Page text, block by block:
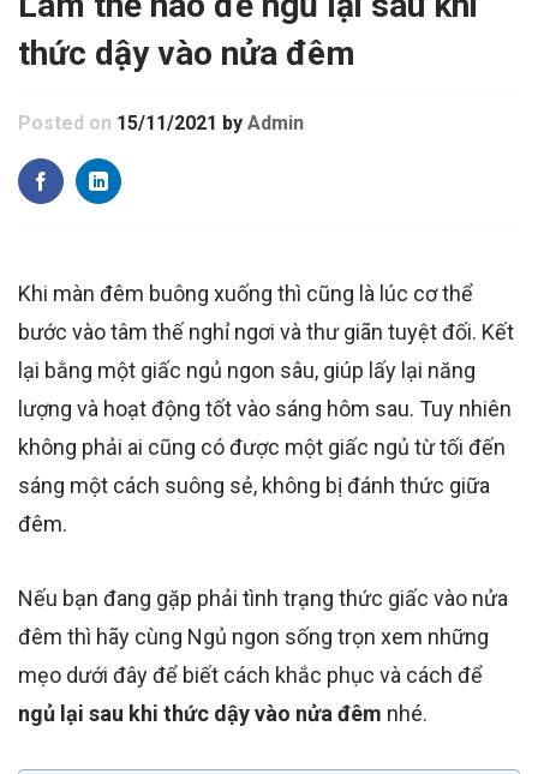
thức dậy vào nửa đêm
Posted on 15/11/2021 by Admin
Khi màn đêm buông xuống thì cũng là lúc cơ thể
bước vào tâm thế nghỉ ngơi và thư giãn tuyệt đối. Kết
lại bằng một giấc ngủ ngon sâu, giúp lấy lại năng
lượng và hoạt động tốt vào sáng hôm sau. Tuy nhiên
không phải ai cũng có được một giấc ngủ từ tối đến
sáng một cách suông sẻ, không bị đánh thức giữa
đêm.
Nếu bạn đang gặp phải tình trạng thức giấc vào nửa
đêm thì hãy cùng Ngủ ngon sống trọn xem những
mẹo dưới đây để biết cách khắc phục và cách để
ngủ lại sau khi thức dậy vào nửa đêm nhé.